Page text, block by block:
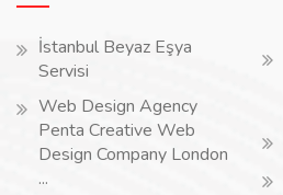
İstanbul Beyaz Eşya
Servisi
Web Design Agency
Penta Creative Web
Design Company London
...